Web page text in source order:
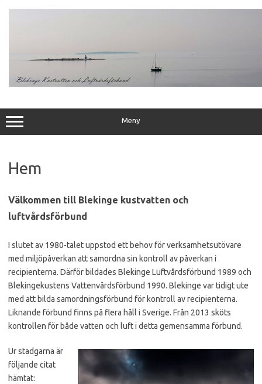
Meny
Hem
Välkommen till Blekinge kustvatten och
luftvårdsförbund
I slutet av 1980-talet uppstod ett behov för verksamhetsutövare
med miljöpåverkan att samordna sin kontroll av påverkan i
recipienterna. Därför bildades Blekinge Luftvårdsförbund 1989 och
Blekingekustens Vattenvårdsförbund 1990. Blekinge var tidigt ute
med att bilda samordningsförbund för kontroll av recipienterna.
Liknande förbund finns på flera håll i Sverige. Från 2013 sköts
kontrollen för både vatten och luft i detta gemensamma förbund.
Ur stadgarna är
följande citat
hämtat: